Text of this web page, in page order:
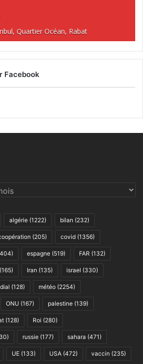
Quartier Océan, Rabat
Facebook
algérie (1222) bilan (232)
(205) covid (1356)
espagne (519) FAR (132)
(165) Iran (135) israel (330)
(128) météo (2254)
ONU (167) palestine (139)
(128) Roi (280)
russie (177) sahara (471)
UE (133) USA (472) vaccin (235)